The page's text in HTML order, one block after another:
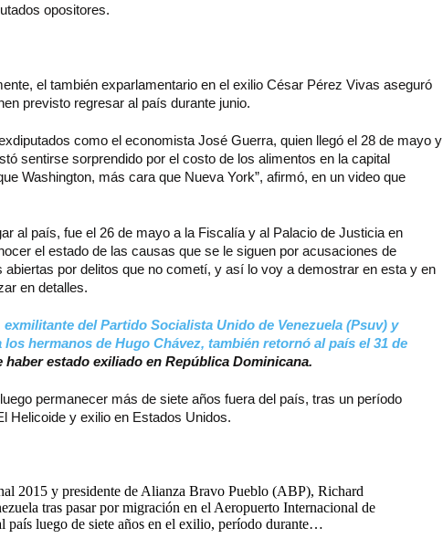
opositores.
el también exparlamentario en el exilio César Pérez Vivas aseguró
previsto regresar al país durante junio.
como el economista José Guerra, quien llegó el 28 de mayo y
sentirse sorprendido por el costo de los alimentos en la capital
Washington, más cara que Nueva York”, afirmó, en un video que
al país, fue el 26 de mayo a la Fiscalía y al Palacio de Justicia en
el estado de las causas que se le siguen por acusaciones de
por delitos que no cometí, y así lo voy a demostrar en esta y en
en detalles.
exmilitante del Partido Socialista Unido de Venezuela (Psuv) y
hermanos de Hugo Chávez, también retornó al país el 31 de
haber estado exiliado en República Dominicana.
permanecer más de siete años fuera del país, tras un período
Helicoide y exilio en Estados Unidos.
2015 y presidente de Alianza Bravo Pueblo (ABP), Richard
tras pasar por migración en el Aeropuerto Internacional de
país luego de siete años en el exilio, período durante…